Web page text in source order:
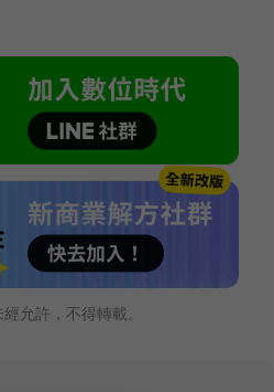
允許，不得轉載。